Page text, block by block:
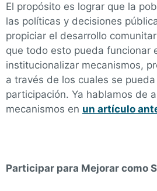
El propósito es lograr que la
las políticas y decisiones
propiciar el desarrollo
que todo esto pueda funcionar
institucionalizar mecanismos,
a través de los cuales se
participación. Ya hablamos de
mecanismos en un artículo
Participar para Mejorar como